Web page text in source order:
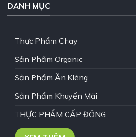
DANH MỤC
Thực Phẩm Chay
Sản Phẩm Organic
Sản Phẩm Ăn Kiêng
Sản Phẩm Khuyến Mãi
THỰC PHẨM CẤP ĐÔNG